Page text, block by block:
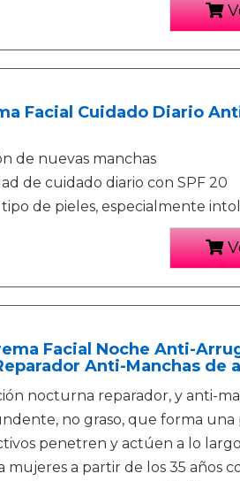
Facial Cuidado Diario
de nuevas manchas
de cuidado diario con SPF 20
de pieles, especialmente
Facial Noche Anti-
Anti-Manchas de
nocturna reparador, y anti-
no graso, que forma
penetren y actúen a lo
mujeres a partir de los 35 años